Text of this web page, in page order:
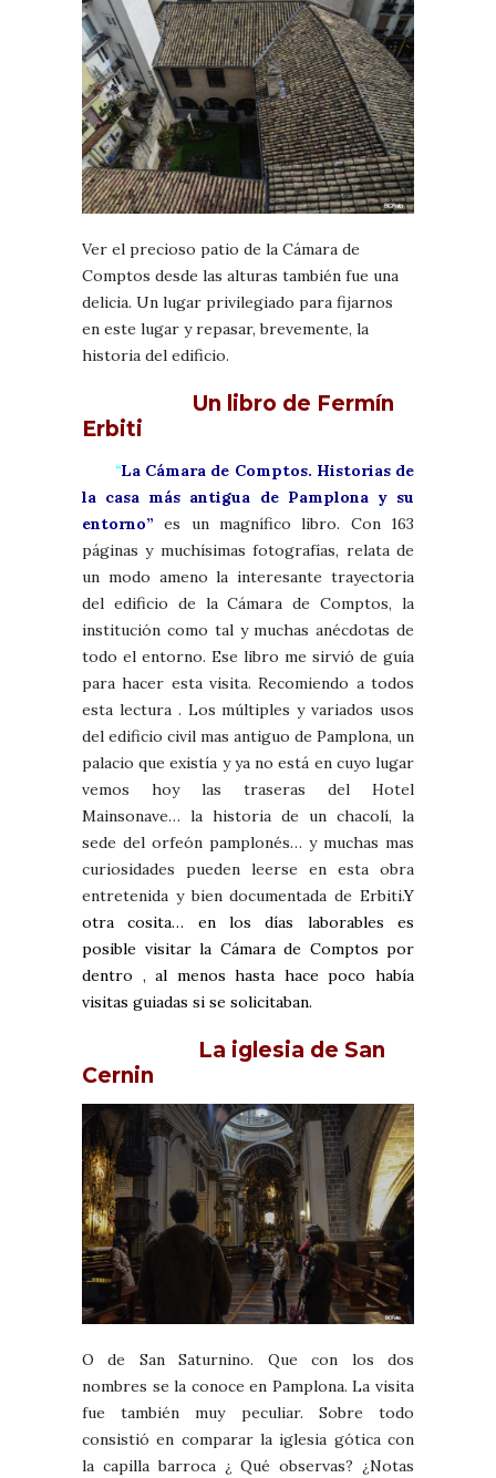
Ver el precioso patio de la Cámara de
Comptos desde las alturas también fue una
delicia. Un lugar privilegiado para fijarnos
en este lugar y repasar, brevemente, la
historia del edificio.
Un libro de Fermín
Erbiti
“La Cámara de Comptos. Historias de
la casa más antigua de Pamplona y su
entorno” es un magnífico libro. Con 163
páginas y muchísimas fotografías, relata de
un modo ameno la interesante trayectoria
del edificio de la Cámara de Comptos, la
institución como tal y muchas anécdotas de
todo el entorno. Ese libro me sirvió de guía
para hacer esta visita. Recomiendo a todos
esta lectura . Los múltiples y variados usos
del edificio civil mas antiguo de Pamplona, un
palacio que existía y ya no está en cuyo lugar
vemos hoy las traseras del Hotel
Mainsonave… la historia de un chacolí, la
sede del orfeón pamplonés… y muchas mas
curiosidades pueden leerse en esta obra
entretenida y bien documentada de Erbiti.Y
otra cosita… en los días laborables es
posible visitar la Cámara de Comptos por
dentro , al menos hasta hace poco había
visitas guiadas si se solicitaban.
La iglesia de San
Cernin
O de San Saturnino. Que con los dos
nombres se la conoce en Pamplona. La visita
fue también muy peculiar. Sobre todo
consistió en comparar la iglesia gótica con
la capilla barroca ¿ Qué observas? ¿Notas